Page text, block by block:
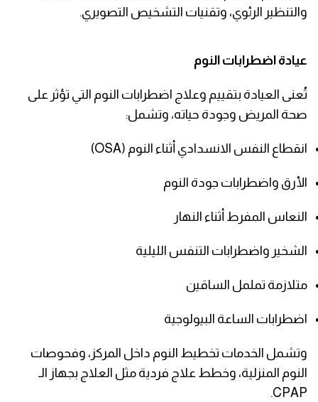
والتنظير الرئوي، وتقنيات التشخيص التصويري.
عيادة اضطرابات النوم
تُعنى العيادة بتقييم وعلاج اضطرابات النوم التي تؤثر على
صحة المريض وجودة حياته، وتشمل:
انقطاع النفس الانسدادي أثناء النوم (OSA)
الأرق واضطرابات جودة النوم
النعاس المفرط أثناء النهار
الشخير واضطرابات التنفس الليلية
متلازمة تململ الساقين
اضطرابات الساعة البيولوجية
وتشمل الخدمات تخطيط النوم داخل المركز، وفحوصات
النوم المنزلية، وخطط علاج فردية مثل العلاج بجهاز الـ
CPAP.